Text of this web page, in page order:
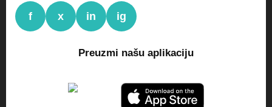
f x in ig
Preuzmi našu aplikaciju